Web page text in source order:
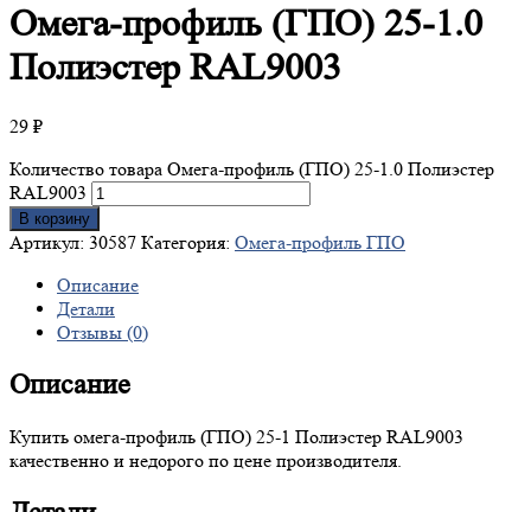
Омега-профиль (ГПО) 25-1.0
Полиэстер RAL9003
29 ₽
Количество товара Омега-профиль (ГПО) 25-1.0 Полиэстер
RAL9003
В корзину
Артикул: 30587 Категория: Омега-профиль ГПО
Описание
Детали
Отзывы (0)
Описание
Купить омега-профиль (ГПО) 25-1 Полиэстер RAL9003
качественно и недорого по цене производителя.